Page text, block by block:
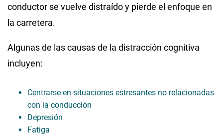
conductor se vuelve distraído y pierde el enfoque en
la carretera.
Algunas de las causas de la distracción cognitiva
incluyen:
Centrarse en situaciones estresantes no relacionadas
con la conducción
Depresión
Fatiga